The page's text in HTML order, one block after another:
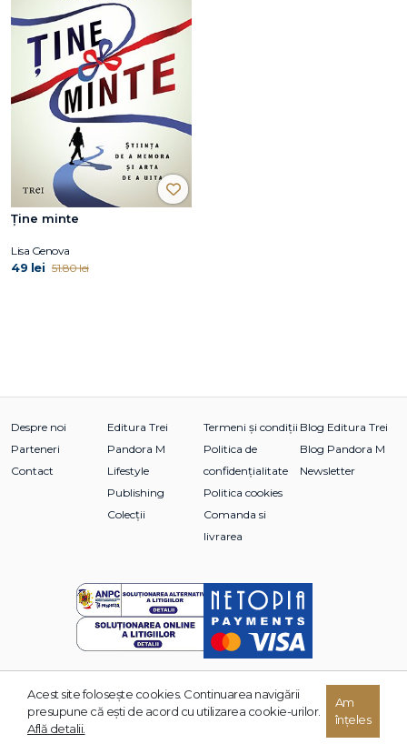
Ține minte
Lisa Genova
49 lei 51.80 lei
Despre noi
Parteneri
Contact
Editura Trei
Pandora M
Lifestyle
Publishing
Colecții
Termeni și condiții
Politica de
confidențialitate
Politica cookies
Comanda si
livrarea
Blog Editura Trei
Blog Pandora M
Newsletter
© 2026 Grupul Editorial TREI. Toate drepturile rezervate.
Acest site foloseşte cookies. Continuarea navigării
presupune că eşti de acord cu utilizarea cookie-urilor.
Află detalii.
Am
înțeles